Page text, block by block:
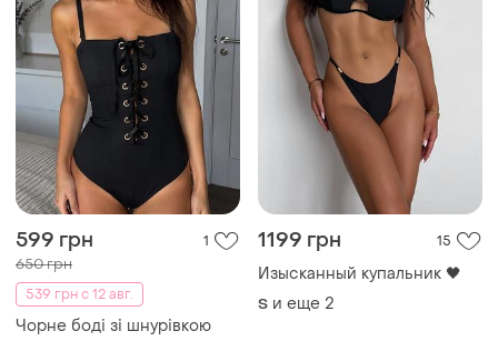
599 грн 1
650 грн
539 грн с 12 авг.
Чорне боді зі шнурівкою
1199 грн 15
Изысканный купальник 🖤
S и еще 2